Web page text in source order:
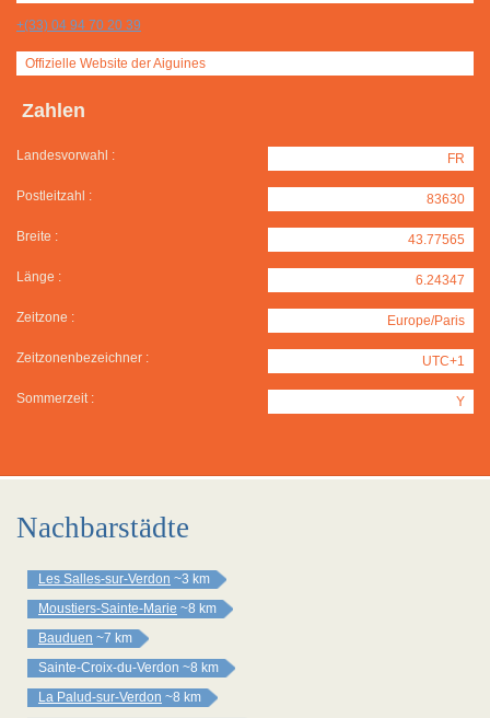
+(33) 04 94 70 20 39
Offizielle Website der Aiguines
Zahlen
Landesvorwahl : FR
Postleitzahl : 83630
Breite : 43.77565
Länge : 6.24347
Zeitzone : Europe/Paris
Zeitzonenbezeichner : UTC+1
Sommerzeit : Y
Nachbarstädte
Les Salles-sur-Verdon ~3 km
Moustiers-Sainte-Marie ~8 km
Bauduen ~7 km
Sainte-Croix-du-Verdon ~8 km
La Palud-sur-Verdon ~8 km